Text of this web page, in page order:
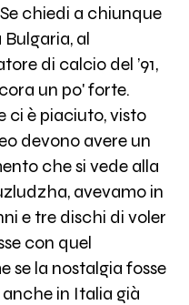
chiedi a chiunque
al
di calcio del ’91,
un po' forte.
ci è piaciuto, visto
devono avere un
che si vede alla
avevamo in
e tre dischi di voler
con quel
se la nostalgia fosse
in Italia già